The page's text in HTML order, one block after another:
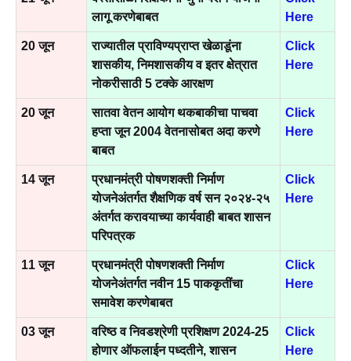
लागू करणेबाबत
Here
20 जून
राज्यातील प्राविण्यप्राप्त खेळाडूंना
शासकीय, निमशासकीय व इतर क्षेत्रात
नोकरीसाठी 5 टक्के आरक्षण
Click
Here
20 जून
सातवा वेतन आयोग थकबाकीचा पाचवा
हप्ता जून 2004 वेतनासोबत अदा करणे
बाबत
Click
Here
14 जून
प्रधानमंत्री पोषणशक्ती निर्माण
योजनेअंतर्गत शैक्षणिक वर्ष सन २०२४-२५
अंतर्गत करावयाच्या कार्यवाही बाबत शासन
परिपत्रक
Click
Here
11 जून
प्रधानमंत्री पोषणशक्ती निर्माण
योजनेअंतर्गत नवीन 15 पाककृतींचा
समावेश करणेबाबत
Click
Here
03 जून
वरिष्ठ व निवडश्रेणी प्रशिक्षण 2024-25
होणार ऑफलाईन पध्दतीने, शासन
Click
Here